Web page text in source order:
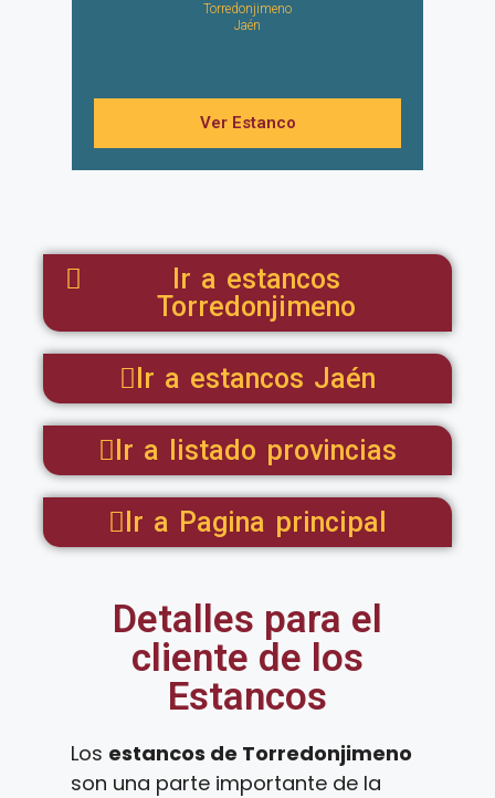
Torredonjimeno
Jaén
Ver Estanco
Ir a estancos
Torredonjimeno
Ir a estancos Jaén
Ir a listado provincias
Ir a Pagina principal
Detalles para el
cliente de los
Estancos
Los estancos de Torredonjimeno
son una parte importante de la